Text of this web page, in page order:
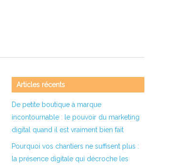
Articles récents
De petite boutique à marque
incontournable : le pouvoir du marketing
digital quand il est vraiment bien fait
Pourquoi vos chantiers ne suffisent plus :
la présence digitale qui décroche les